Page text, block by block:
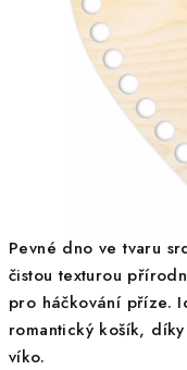
Pevné dno ve tvaru
čistou texturou
pro háčkování příze.
romantický košík,
víko.